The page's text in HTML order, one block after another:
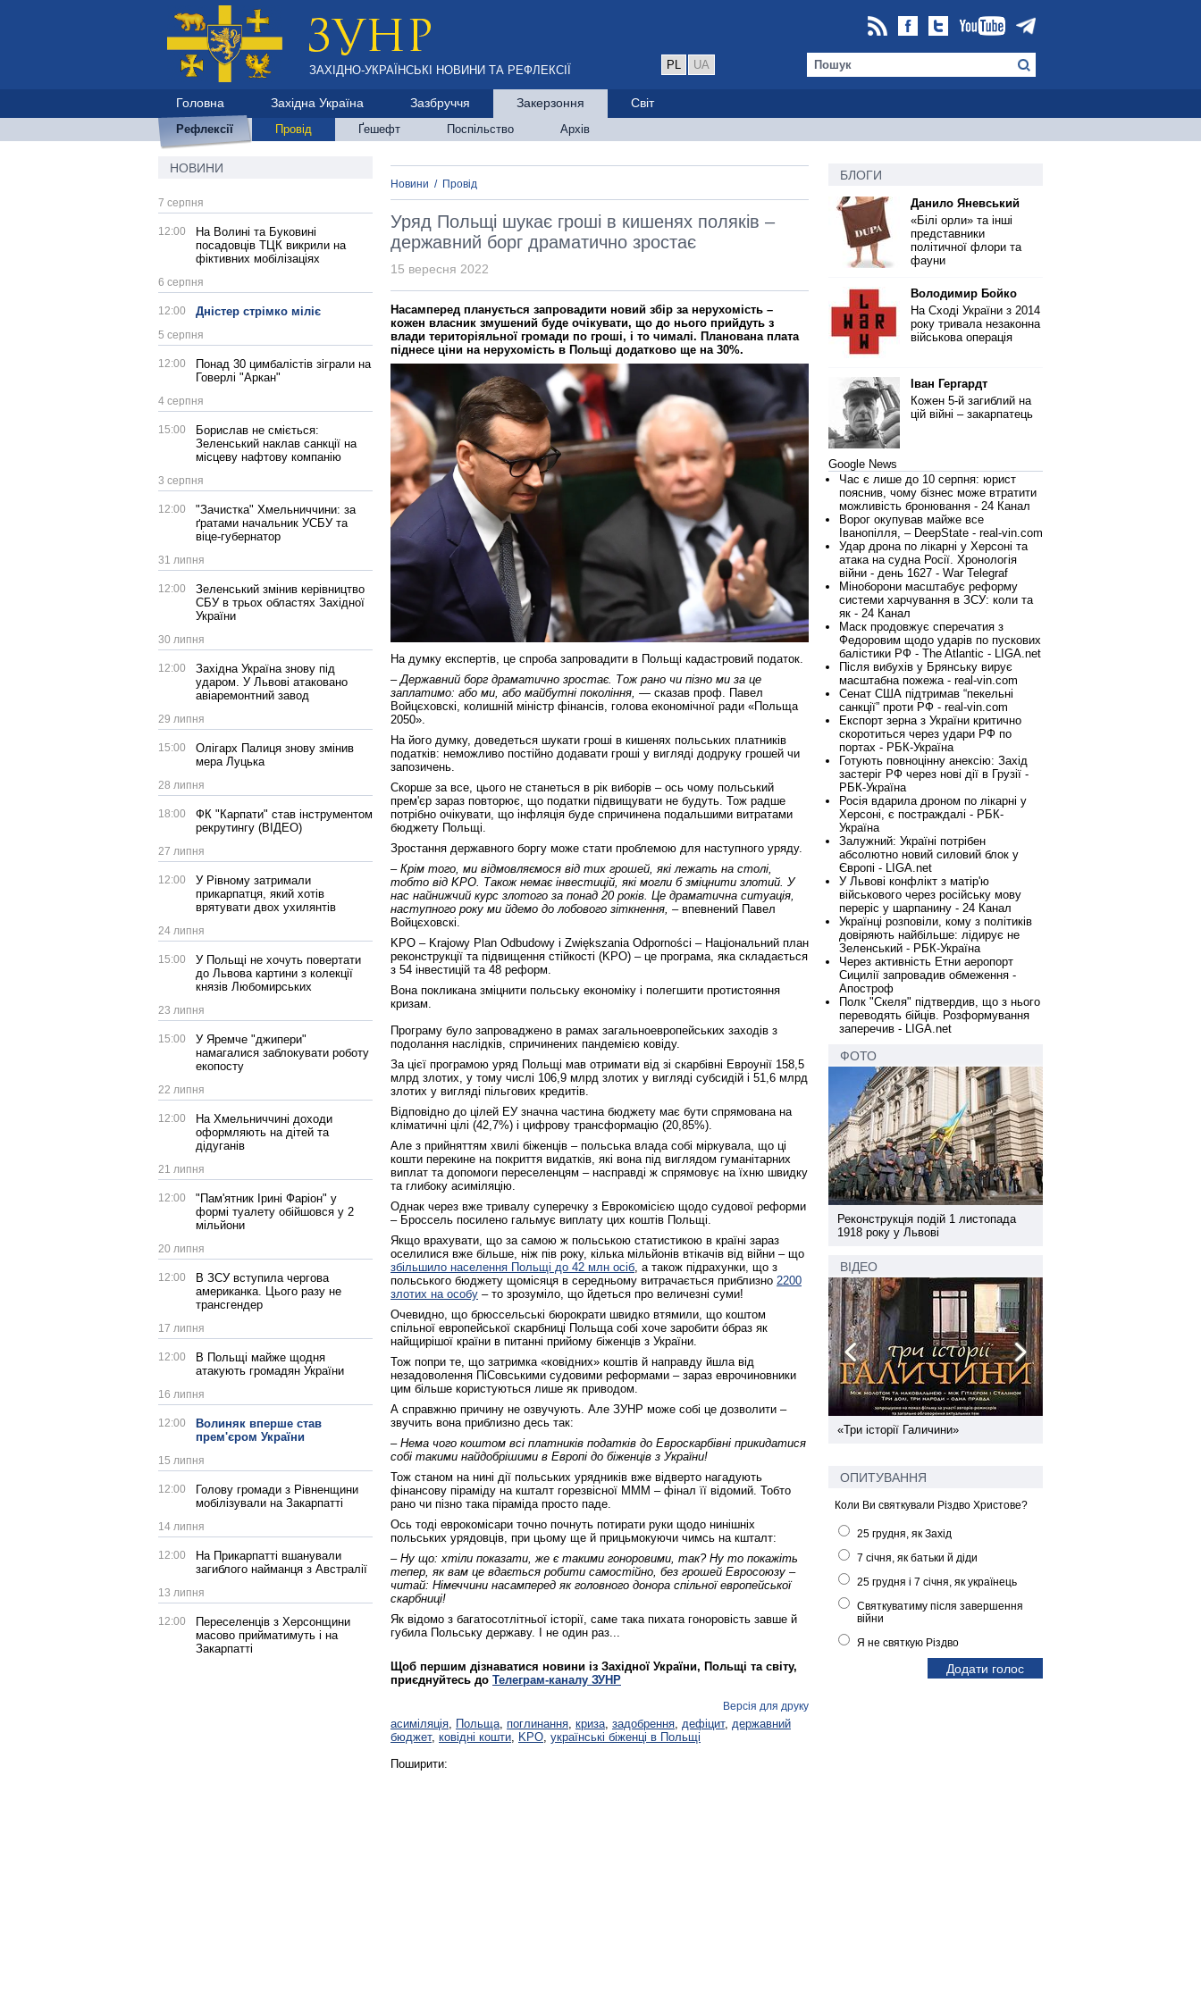
ЗАХІДНО-УКРАЇНСЬКІ НОВИНИ ТА РЕФЛЕКСІЇ PL UA
Головна Західна Україна Зазбруччя Закерзоння Світ
Рефлексії Провід Ґешефт Поспільство Архів
НОВИНИ
7 серпня
12:00
На Волині та Буковині
посадовців ТЦК викрили на
фіктивних мобілізаціях
6 серпня
12:00 Дністер стрімко міліє
5 серпня
12:00
Понад 30 цимбалістів зіграли на
Говерлі "Аркан"
4 серпня
15:00
Борислав не сміється:
Зеленський наклав санкції на
місцеву нафтову компанію
3 серпня
12:00
"Зачистка" Хмельниччини: за
ґратами начальник УСБУ та
віце-губернатор
31 липня
12:00
Зеленський змінив керівництво
СБУ в трьох областях Західної
України
30 липня
12:00
Західна Україна знову під
ударом. У Львові атаковано
авіаремонтний завод
29 липня
15:00
Олігарх Палиця знову змінив
мера Луцька
28 липня
18:00
ФК "Карпати" став інструментом
рекрутингу (ВІДЕО)
27 липня
12:00
У Рівному затримали
прикарпатця, який хотів
врятувати двох ухилянтів
24 липня
15:00
У Польщі не хочуть повертати
до Львова картини з колекції
князів Любомирських
23 липня
15:00
У Яремче "джипери"
намагалися заблокувати роботу
екопосту
22 липня
12:00
На Хмельниччині доходи
оформляють на дітей та
дідуганів
21 липня
12:00
"Пам'ятник Ірині Фаріон" у
формі туалету обійшовся у 2
мільйони
20 липня
12:00
В ЗСУ вступила чергова
американка. Цього разу не
трансгендер
17 липня
12:00
В Польщі майже щодня
атакують громадян України
16 липня
12:00
Волиняк вперше став
прем'єром України
15 липня
12:00
Голову громади з Рівненщини
мобілізували на Закарпатті
14 липня
12:00
На Прикарпатті вшанували
загиблого найманця з Австралії
13 липня
12:00
Переселенців з Херсонщини
масово прийматимуть і на
Закарпатті
Новини / Провід
Уряд Польщі шукає гроші в кишенях поляків –
державний борг драматично зростає
15 вересня 2022
Насамперед планується запровадити новий збір за нерухомість –
кожен власник змушений буде очікувати, що до нього прийдуть з
влади територіяльної громади по гроші, і то чималі. Планована плата
піднесе ціни на нерухомість в Польщі додатково ще на 30%.
На думку експертів, це спроба запровадити в Польщі кадастровий податок.
– Державний борг драматично зростає. Тож рано чи пізно ми за це
заплатимо: або ми, або майбутні покоління, — сказав проф. Павел
Войцєховскі, колишній міністр фінансів, голова економічної ради «Польща
2050».
На його думку, доведеться шукати гроші в кишенях польських платників
податків: неможливо постійно додавати гроші у вигляді додруку грошей чи
запозичень.
Скорше за все, цього не станеться в рік виборів – ось чому польський
прем'єр зараз повторює, що податки підвищувати не будуть. Тож радше
потрібно очікувати, що інфляція буде спричинена подальшими витратами
бюджету Польщі.
Зростання державного боргу може стати проблемою для наступного уряду.
– Крім того, ми відмовляємося від тих грошей, які лежать на столі,
тобто від KPO. Також немає інвестицій, які могли б зміцнити злотий. У
нас найнижчий курс злотого за понад 20 років. Це драматична ситуація,
наступного року ми йдемо до лобового зіткнення, – впевнений Павел
Войцєховскі.
KPO – Krajowy Plan Odbudowy i Zwiększania Odporności – Національний план
реконструкції та підвищення стійкості (KPO) – це програма, яка складається
з 54 інвестицій та 48 реформ.
Вона покликана зміцнити польську економіку і полегшити протистояння
кризам.
Програму було запроваджено в рамах загальноевропейських заходів з
подолання наслідків, спричинених пандемією ковіду.
За цієї програмою уряд Польщі мав отримати від зі скарбівні Евроунії 158,5
млрд злотих, у тому числі 106,9 млрд злотих у вигляді субсидій і 51,6 млрд
злотих у вигляді пільгових кредитів.
Відповідно до цілей ЕУ значна частина бюджету має бути спрямована на
кліматичні цілі (42,7%) і цифрову трансформацію (20,85%).
Але з прийняттям хвилі біженців – польська влада собі міркувала, що ці
кошти перекине на покриття видатків, які вона під виглядом гуманітарних
виплат та допомоги переселенцям – насправді ж спрямовує на їхню швидку
та глибоку асиміляцію.
Однак через вже тривалу суперечку з Еврокомісією щодо судової реформи
– Броссель посилено гальмує виплату цих коштів Польщі.
Якщо врахувати, що за самою ж польською статистикою в країні зараз
оселилися вже більше, ніж пів року, кілька мільйонів втікачів від війни – що
збільшило населення Польщі до 42 млн осіб , а також підрахунки, що з
польського бюджету щомісяця в середньому витрачається приблизно 2200
злотих на особу – то зрозуміло, що йдеться про величезні суми!
Очевидно, що брюссельські бюрократи швидко втямили, що коштом
спільної европейської скарбниці Польща собі хоче заробити óбраз як
найщирішої країни в питанні прийому біженців з України.
Тож попри те, що затримка «ковідних» коштів й направду йшла від
незадоволення ПіСовськими судовими реформами – зараз еврочиновники
цим більше користуються лише як приводом.
А справжню причину не озвучують. Але ЗУНР може собі це дозволити –
звучить вона приблизно десь так:
– Нема чого коштом всі платників податків до Евроскарбівні прикидатися
собі такими найдобрішими в Европі до біженців з України!
Тож станом на нині дії польських урядників вже відверто нагадують
фінансову піраміду на кшталт горезвісної МММ – фінал її відомий. Тобто
рано чи пізно така піраміда просто паде.
Ось тоді еврокомісари точно почнуть потирати руки щодо нинішніх
польських урядовців, при цьому ще й прицьмокуючи чимсь на кшталт:
– Ну що: хтіли показати, же є такими гоноровими, так? Ну то покажіть
тепер, як вам це вдається робити самостійно, без грошей Евросоюзу –
читай: Німеччини насамперед як головного донора спільної европейської
скарбниці!
Як відомо з багатосотлітньої історії, саме така пихата гоноровість завше й
губила Польську державу. І не один раз...
Щоб першим дізнаватися новини із Західної України, Польщі та світу,
приєднуйтесь до Телеграм-каналу ЗУНР
Версія для друку
асиміляція Польща поглинання криза задобрення дефіцит, державний
бюджет, ковідні кошти KPO українські біженці в Польщі
Поширити:
БЛОГИ
Данило Яневський
«Білі орли» та інші
представники
політичної флори та
фауни
Володимир Бойко
На Сході України з 2014
року тривала незаконна
військова операція
Іван Гергардт
Кожен 5-й загиблий на
цій війні – закарпатець
Google News
Час є лише до 10 серпня: юрист
пояснив, чому бізнес може втратити
можливість бронювання - 24 Канал
Ворог окупував майже все
Іванопілля, – DeepState - real-vin.com
Удар дрона по лікарні у Херсоні та
атака на судна Росії. Хронологія
війни - день 1627 - War Telegraf
Міноборони масштабує реформу
системи харчування в ЗСУ: коли та
як - 24 Канал
Маск продовжує сперечатия з
Федоровим щодо ударів по пускових
балістики РФ - The Atlantic - LIGA.net
Після вибухів у Брянську вирує
масштабна пожежа - real-vin.com
Сенат США підтримав “пекельні
санкції” проти РФ - real-vin.com
Експорт зерна з України критично
скоротиться через удари РФ по
портах - РБК-Україна
Готують повноцінну анексію: Захід
застеріг РФ через нові дії в Грузії -
РБК-Україна
Росія вдарила дроном по лікарні у
Херсоні, є постраждалі - РБК-
Україна
Залужний: Україні потрібен
абсолютно новий силовий блок у
Європі - LIGA.net
У Львові конфлікт з матір'ю
військового через російську мову
переріс у шарпанину - 24 Канал
Українці розповіли, кому з політиків
довіряють найбільше: лідирує не
Зеленський - РБК-Україна
Через активність Етни аеропорт
Сицилії запровадив обмеження -
Апостроф
Полк "Скеля" підтвердив, що з нього
переводять бійців. Розформування
заперечив - LIGA.net
ФОТО
Реконструкція подій 1 листопада
Реконструкція подій 1 листопада
1918 року у Львові
ВІДЕО
України
«Три історії Галичини»
ОПИТУВАННЯ
Коли Ви святкували Різдво Христове?
25 грудня, як Захід
7 січня, як батьки й діди
25 грудня і 7 січня, як українець
Святкуватиму після завершення
війни
Я не святкую Різдво